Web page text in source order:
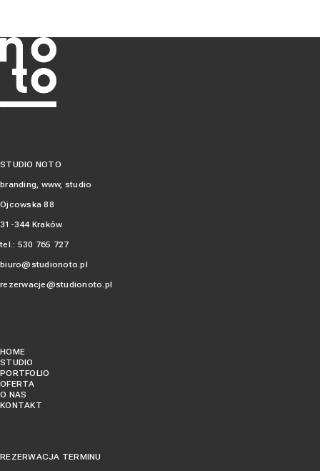
STUDIO NOTO
branding, www, studio
Ojcowska 88
31-344 Kraków
tel.: 530 765 727‬
biuro@studionoto.pl
rezerwacje@studionoto.pl
HOME
STUDIO
PORTFOLIO
OFERTA
O NAS
KONTAKT
REZERWACJA TERMINU